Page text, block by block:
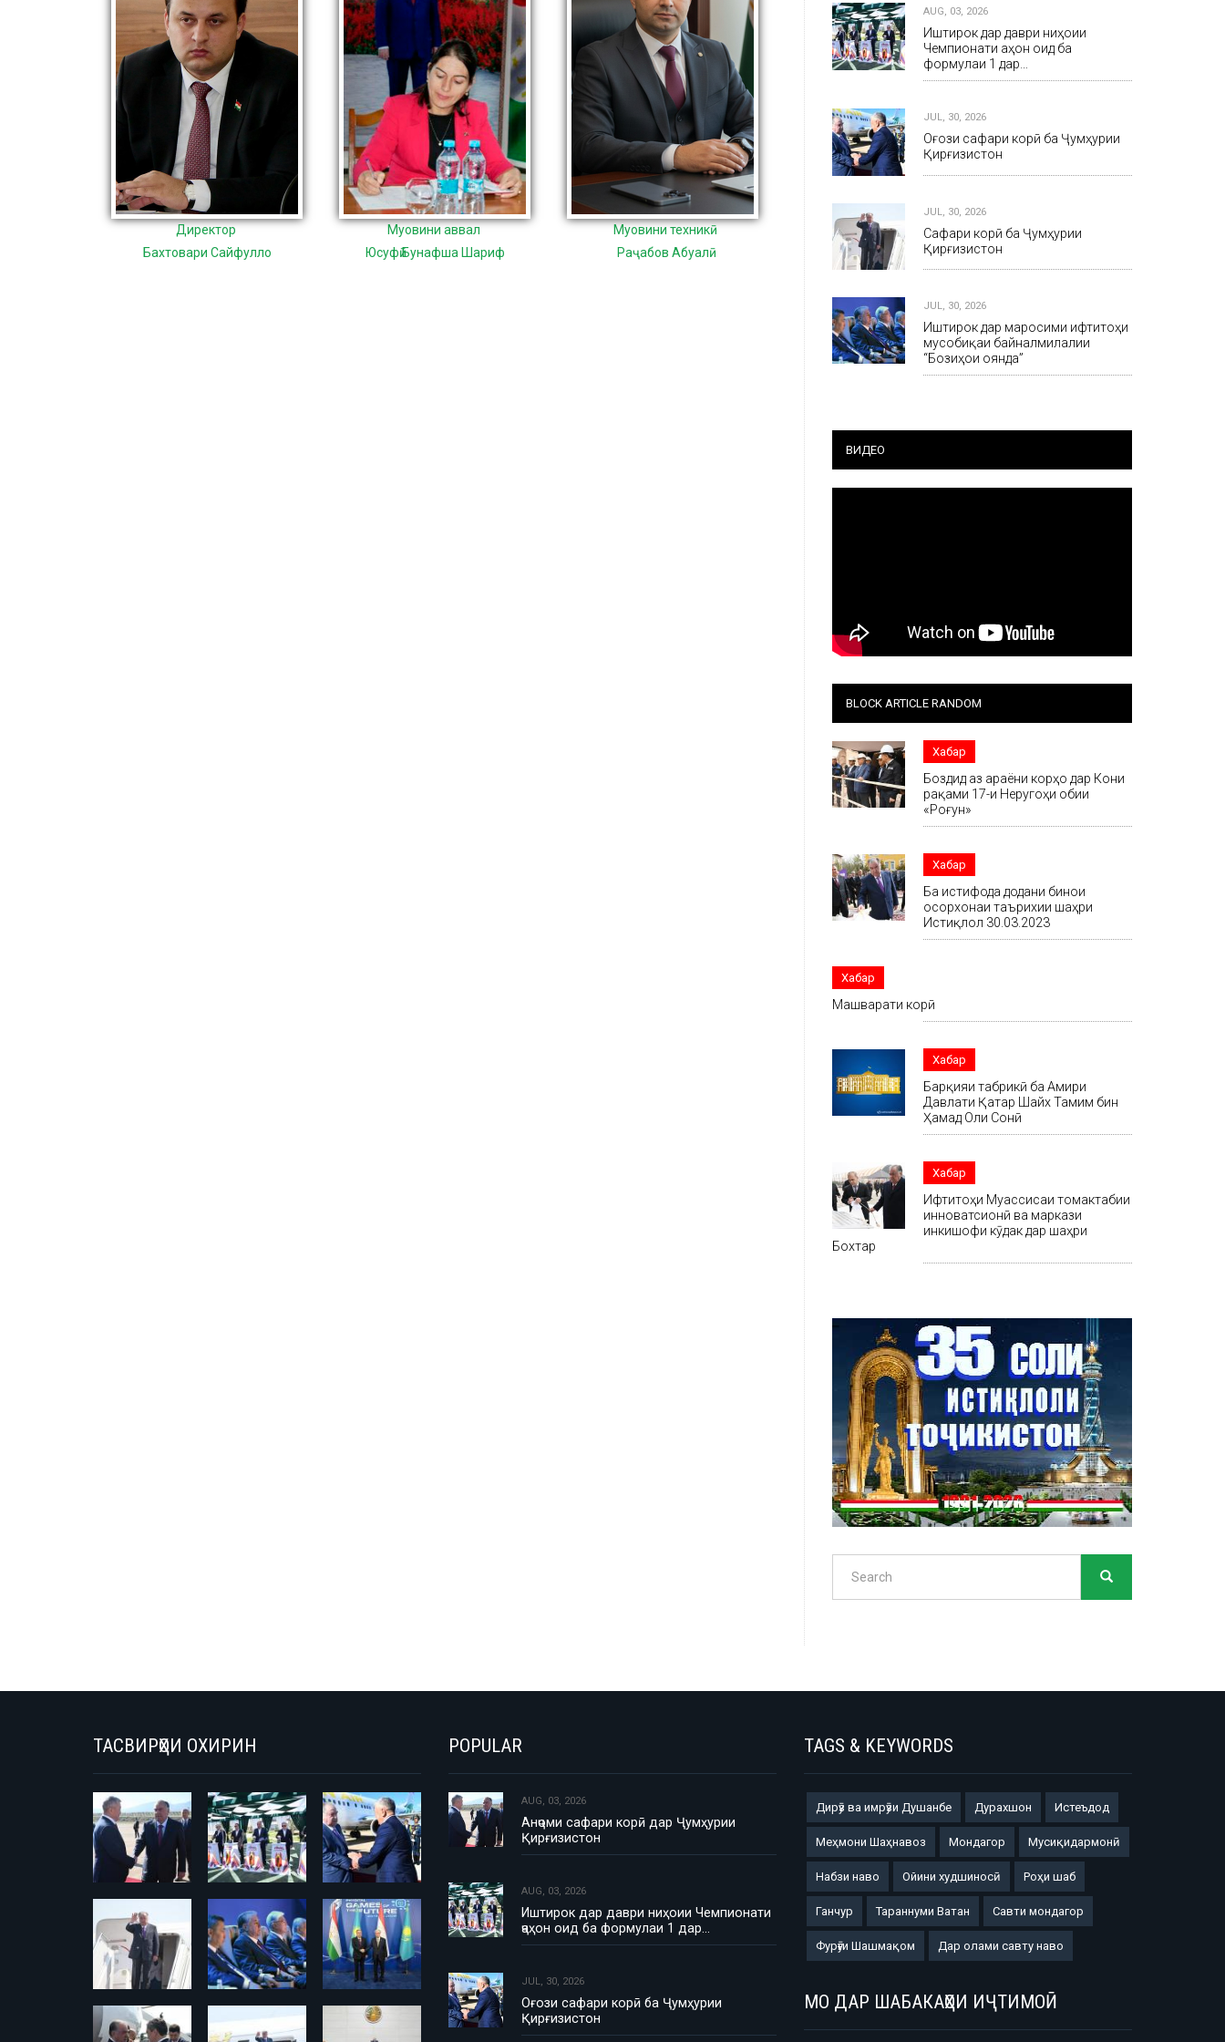
Директор
Бахтовари Сайфулло
Муовини аввал
Юсуфӣ Бунафша Шариф
Муовини техникӣ
Раҷабов Абуалӣ
AUG, 03, 2026
Иштирок дар даври ниҳоии
Чемпионати ҷаҳон оид ба
формулаи 1 дар…
JUL, 30, 2026
Оғози сафари корӣ ба Ҷумҳурии
Қирғизистон
JUL, 30, 2026
Сафари корӣ ба Ҷумҳурии
Қирғизистон
JUL, 30, 2026
Иштирок дар маросими ифтитоҳи
мусобиқаи байналмилалии
“Бозиҳои оянда”
ВИДЕО
BLOCK ARTICLE RANDOM
Хабар
Боздид аз ҷараёни корҳо дар Кони
рақами 17-и Неругоҳи обии
«Роғун»
Хабар
Ба истифода додани бинои
осорхонаи таърихии шаҳри
Истиқлол 30.03.2023
Хабар
Машварати корӣ
Хабар
Барқияи табрикӣ ба Амири
Давлати Қатар Шайх Тамим бин
Ҳамад Оли Сонӣ
Хабар
Ифтитоҳи Муассисаи томактабии
инноватсионӣ ва маркази
инкишофи кӯдак дар шаҳри
Бохтар
Search SEARCH
ТАСВИРҲОИ ОХИРИН POPULAR
AUG, 03, 2026
Анҷоми сафари корӣ дар Ҷумҳурии
Қирғизистон
AUG, 03, 2026
Иштирок дар даври ниҳоии Чемпионати
ҷаҳон оид ба формулаи 1 дар…
JUL, 30, 2026
Оғози сафари корӣ ба Ҷумҳурии
Қирғизистон
TAGS & KEYWORDS
Дирӯз ва имрӯзи Душанбе Дурахшон Истеъдод
Меҳмони Шаҳнавоз Мондагор Мусиқидармонӣ
Набзи наво Ойини худшиносӣ Роҳи шаб
Ганчур Тараннуми Ватан Савти мондагор
Фурӯғи Шашмақом Дар олами савту наво
МО ДАР ШАБАКАҲОИ ИҶТИМОӢ